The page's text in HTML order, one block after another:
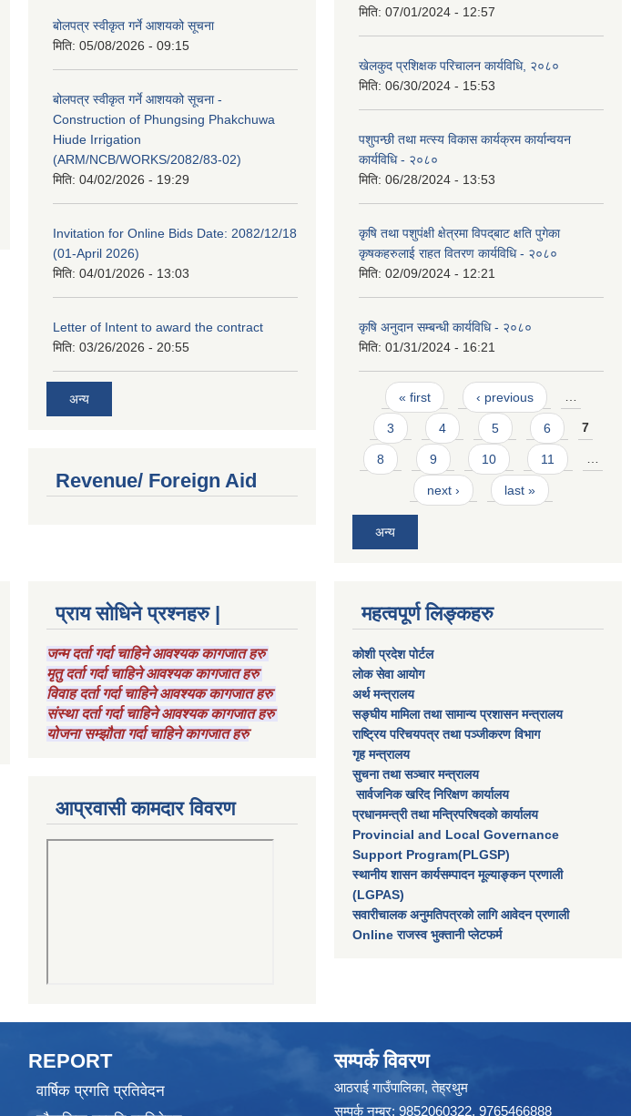
बोलपत्र स्वीकृत गर्ने आशयको सूचना
मिति: 05/08/2026 - 09:15
बोलपत्र स्वीकृत गर्ने आशयको सूचना -
Construction of Phungsing Phakchuwa
Hiude Irrigation
(ARM/NCB/WORKS/2082/83-02)
मिति: 04/02/2026 - 19:29
Invitation for Online Bids Date: 2082/12/18
(01-April 2026)
मिति: 04/01/2026 - 13:03
Letter of Intent to award the contract
मिति: 03/26/2026 - 20:55
अन्य
Revenue/ Foreign Aid
मिति: 07/01/2024 - 12:57
खेलकुद प्रशिक्षक परिचालन कार्यविधि, २०८०
मिति: 06/30/2024 - 15:53
पशुपन्छी तथा मत्स्य विकास कार्यक्रम कार्यान्वयन
कार्यविधि - २०८०
मिति: 06/28/2024 - 13:53
कृषि तथा पशुपंक्षी क्षेत्रमा विपद्‌बाट क्षति पुगेका
कृषकहरुलाई राहत वितरण कार्यविधि - २०८०
मिति: 02/09/2024 - 12:21
कृषि अनुदान सम्बन्धी कार्यविधि - २०८०
मिति: 01/31/2024 - 16:21
Pages
« first ‹ previous …
3 4 5 6 7
8 9 10 11 …
next › last »
अन्य
प्राय सोधिने प्रश्नहरु |
जन्म दर्ता गर्दा चाहिने आवश्यक कागजात हरु
मृतु दर्ता गर्दा चाहिने आवश्यक कागजात हरु
विवाह दर्ता गर्दा चाहिने आवश्यक कागजात हरु
संस्था दर्ता गर्दा चाहिने आवश्यक कागजात हरु
योजना सम्झौता गर्दा चाहिने कागजात हरु
आप्रवासी कामदार विवरण
महत्वपूर्ण लिङ्कहरु
कोशी प्रदेश पोर्टल
लाेक सेवा आयाेग
अर्थ मन्त्रालय
सङ्घीय मामिला तथा सामान्य प्रशासन मन्त्रालय
राष्‍ट्रिय परिचयपत्र तथा पञ्‍जीकरण विभाग
गृह मन्त्रालय
सुचना तथा सञ्चार मन्त्रालय
सार्वजनिक खरिद निरिक्षण कार्यालय
प्रधानमन्त्री तथा मन्त्रिपरिषदकाे कार्यालय
Provincial and Local Governance
Support Program(PLGSP)
स्थानीय शासन कार्यसम्पादन मूल्याङ्कन प्रणाली
(LGPAS)
सवारीचालक अनुमतिपत्रको लागि आवेदन प्रणाली
Online राजस्व भुक्तानी प्लेटफर्म
REPORT
वार्षिक प्रगति प्रतिवेदन
सम्पर्क विवरण
आठराई गाउँपालिका, तेह्रथुम
सम्पर्क नम्बर: 9852060322, 9765466888